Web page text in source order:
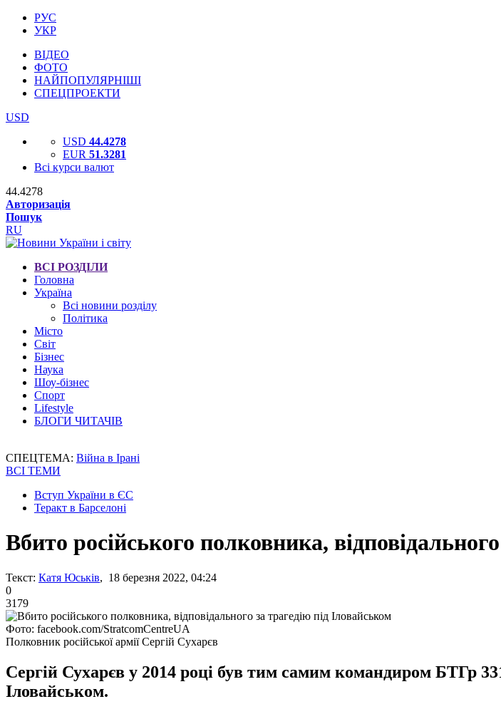
РУС
УКР
ВІДЕО
ФОТО
НАЙПОПУЛЯРНІШІ
СПЕЦПРОЕКТИ
USD
USD 44.4278
EUR 51.3281
Всі курси валют
44.4278
Авторизація
Пошук
RU
ВСІ РОЗДІЛИ
Головна
Україна
Всі новини розділу
Політика
Місто
Світ
Бізнес
Наука
Шоу-бізнес
Спорт
Lifestyle
БЛОГИ ЧИТАЧІВ
СПЕЦТЕМА: Війна в Ірані
ВСІ ТЕМИ
Вступ України в ЄС
Теракт в Барселоні
Вбито російського полковника,
Текст: Катя Юськів, 18 березня 2022, 04:24
0
3179
Фото: facebook.com/StratcomCentreUA
Полковник російської армії Сергій Сухарєв
Сергій Сухарєв у 2014 році був тим самим командиром БТГр
Іловайськом.